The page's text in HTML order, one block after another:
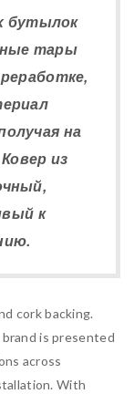
бутылок
тары
на
из
к
cork backing.
is presented
across
With